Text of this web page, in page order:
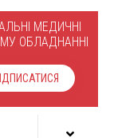
МЕДИЧНІ
ОБЛАДНАННІ